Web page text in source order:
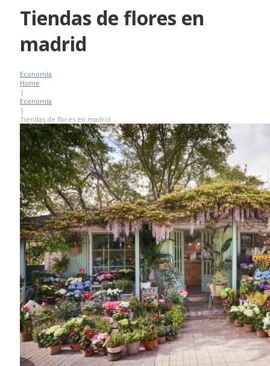
Tiendas de flores en
madrid
Economía
Home
|
Economía
|
Tiendas de flores en madrid